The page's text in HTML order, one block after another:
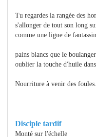
Tu regardes la rangée des
s'allonger de tout son long
comme une ligne de
pains blancs que le
oublier la touche d'huile
Nourriture à venir des foules.
Disciple tardif
Monté sur l'échelle